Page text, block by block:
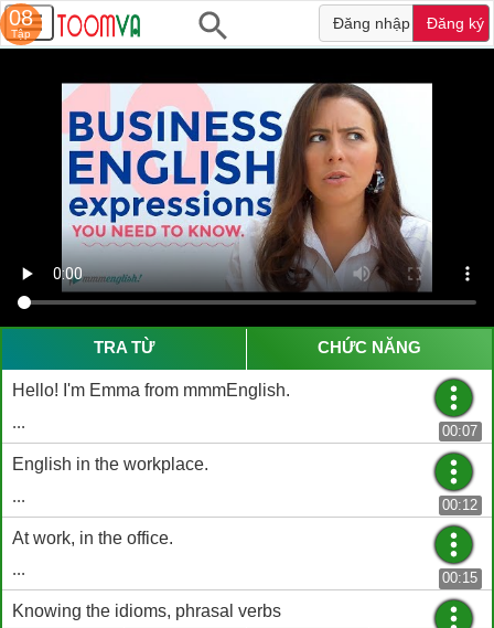
Đăng nhập Đăng ký
TRA TỪ CHỨC NĂNG
Hello! I'm Emma from mmmEnglish.
...
00:07
English in the workplace.
...
00:12
At work, in the office.
...
00:15
Knowing the idioms, phrasal verbs
08
Tập